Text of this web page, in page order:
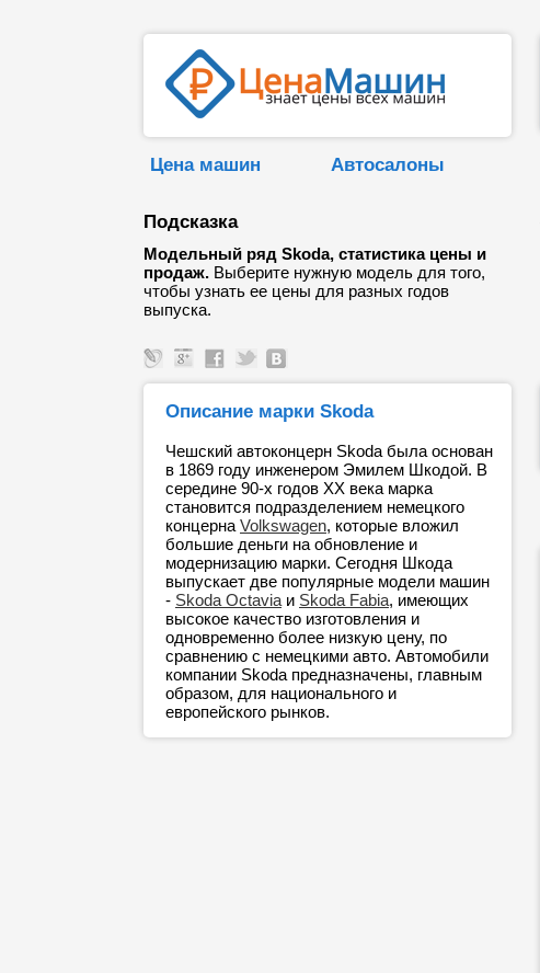
Цена машин Автосалоны
Подсказка
Модельный ряд Skoda, статистика цены и
продаж. Выберите нужную модель для того,
чтобы узнать ее цены для разных годов
выпуска.
Описание марки Skoda
Чешский автоконцерн Skoda была основан
в 1869 году инженером Эмилем Шкодой. В
середине 90-х годов ХХ века марка
становится подразделением немецкого
концерна Volkswagen, которые вложил
большие деньги на обновление и
модернизацию марки. Сегодня Шкода
выпускает две популярные модели машин
- Skoda Octavia и Skoda Fabia, имеющих
высокое качество изготовления и
одновременно более низкую цену, по
сравнению с немецкими авто. Автомобили
компании Skoda предназначены, главным
образом, для национального и
европейского рынков.